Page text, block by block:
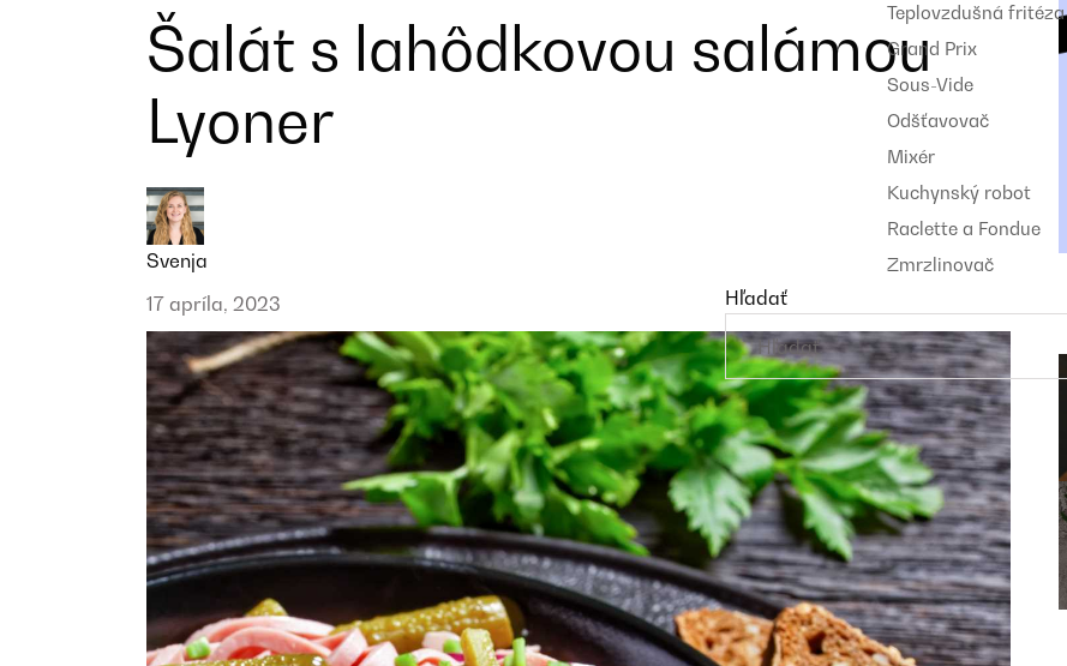
Teplovzdušná fritéza
Grand Prix
Sous-Vide
Odšťavovač
Mixér
Kuchynský robot
Raclette a Fondue
Zmrzlinovač
Hľadať
Šalát s lahôdkovou salámou
Lyoner
Svenja
17 apríla, 2023